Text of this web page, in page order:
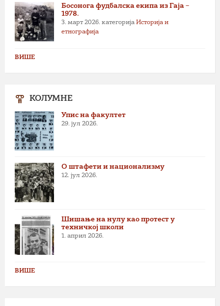
Босонога фудбалска екипа из Гаја –
1978.
3. март 2026. категорија Историја и
етнографија
ВИШЕ
КОЛУМНЕ
Упис на факултет
29. јул 2026.
О штафети и национализму
12. јул 2026.
Шишање на нулу као протест у
техничкој школи
1. април 2026.
ВИШЕ